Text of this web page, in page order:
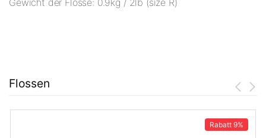
Gewicht der Flosse: 0.9kg / 2lb (size R)
Flossen
Rabatt 9%